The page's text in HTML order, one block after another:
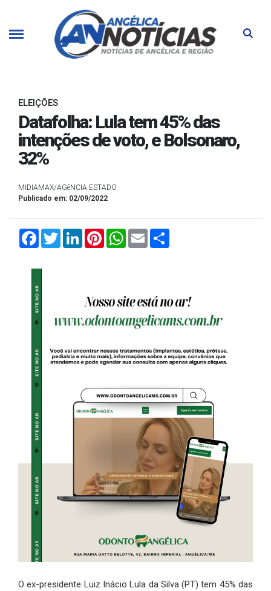
ELEIÇÕES
Datafolha: Lula tem 45% das
intenções de voto, e Bolsonaro,
32%
MIDIAMAX/AGêNCIA ESTADO
Publicado em: 02/09/2022
FacebookTwitterLinkedInPinterestWhatsApp
Email
O ex-presidente Luiz Inácio Lula da Silva (PT) tem 45% das